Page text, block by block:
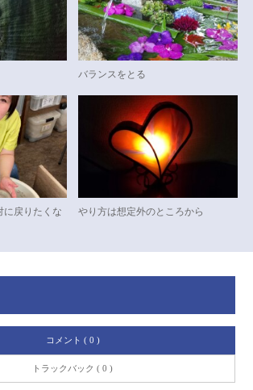
バランスをとる
に戻りたくな
やり方は想定外のところから
コメント ( 0 )
トラックバック ( 0 )